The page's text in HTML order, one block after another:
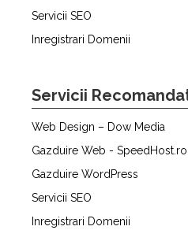
Servicii SEO
Inregistrari Domenii
Servicii
Web Design – Dow Media
Gazduire Web - SpeedHost.ro
Gazduire WordPress
Servicii SEO
Inregistrari Domenii